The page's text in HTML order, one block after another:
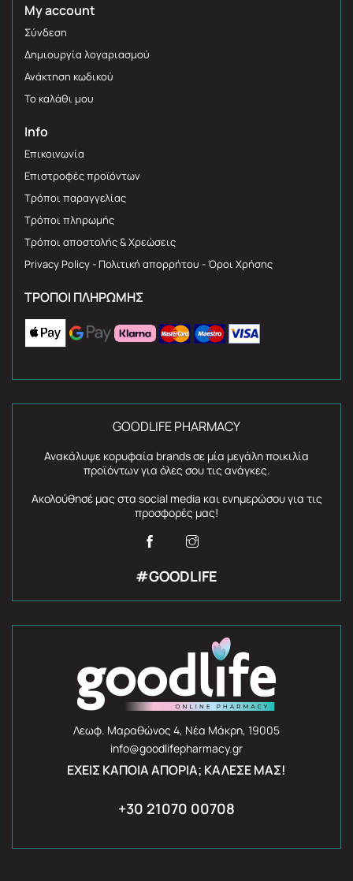
My account
Σύνδεση
Δημιουργία λογαριασμού
Ανάκτηση κωδικού
Το καλάθι μου
Info
Επικοινωνία
Επιστροφές προϊόντων
Τρόποι παραγγελίας
Τρόποι πληρωμής
Τρόποι αποστολής & Χρεώσεις
Privacy Policy - Πολιτική απορρήτου - Όροι Χρήσης
ΤΡΌΠΟΙ ΠΛΗΡΩΜΉΣ
GOODLIFE PHARMACY
Ανακάλυψε κορυφαία brands σε μία μεγάλη ποικιλία
προϊόντων για όλες σου τις ανάγκες.
Ακολούθησέ μας στα social media και ενημερώσου για τις
προσφορές μας!
#GOODLIFE
Λεωφ. Μαραθώνος 4, Νέα Μάκρη, 19005
info@goodlifepharmacy.gr
ΈΧΕΙΣ ΚΆΠΟΙΑ ΑΠΟΡΊΑ; ΚΆΛΕΣΈ ΜΑΣ!
+30 21070 00708